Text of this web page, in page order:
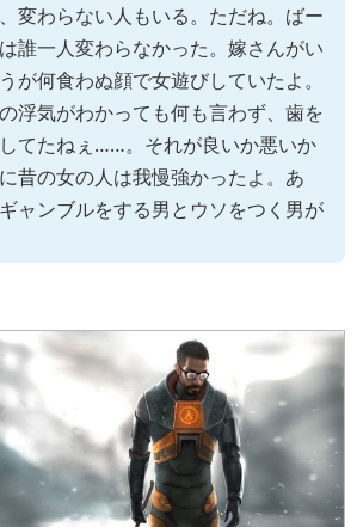
変わらない人もいる。ただね。ばー
誰一人変わらなかった。嫁さんがい
が何食わぬ顔で女遊びしていたよ。
浮気がわかっても何も言わず、歯を
てたねぇ……。それが良いか悪いか
昔の女の人は我慢強かったよ。あ
ャンブルをする男とウソをつく男が